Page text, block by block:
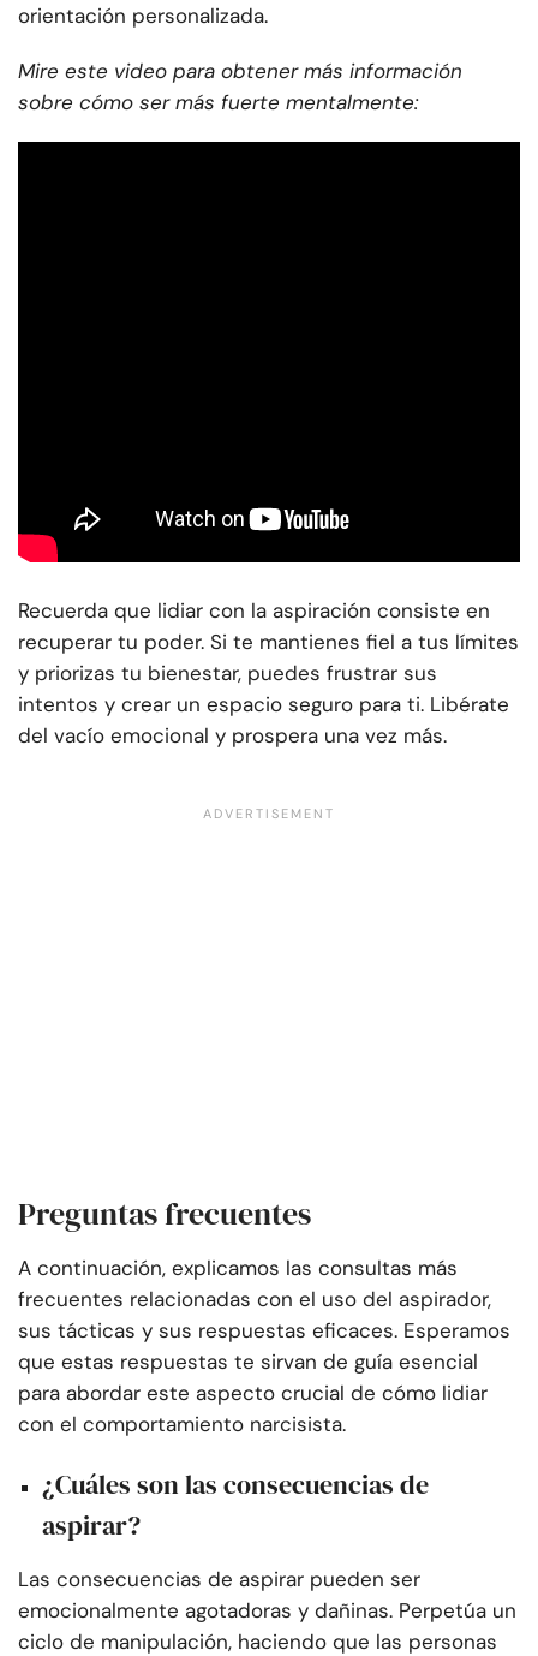
orientación personalizada.
Mire este video para obtener más información
sobre cómo ser más fuerte mentalmente:
Recuerda que lidiar con la aspiración consiste en
recuperar tu poder. Si te mantienes fiel a tus límites
y priorizas tu bienestar, puedes frustrar sus
intentos y crear un espacio seguro para ti. Libérate
del vacío emocional y prospera una vez más.
Preguntas frecuentes
A continuación, explicamos las consultas más
frecuentes relacionadas con el uso del aspirador,
sus tácticas y sus respuestas eficaces. Esperamos
que estas respuestas te sirvan de guía esencial
para abordar este aspecto crucial de cómo lidiar
con el comportamiento narcisista.
¿Cuáles son las consecuencias de
aspirar?
Las consecuencias de aspirar pueden ser
emocionalmente agotadoras y dañinas. Perpetúa un
ciclo de manipulación, haciendo que las personas